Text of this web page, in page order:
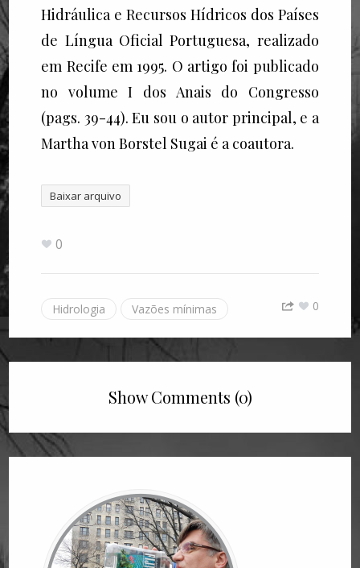
Hidráulica e Recursos Hídricos dos Países
de Língua Oficial Portuguesa, realizado
em Recife em 1995. O artigo foi publicado
no volume I dos Anais do Congresso
(pags. 39-44). Eu sou o autor principal, e a
Martha von Borstel Sugai é a coautora.
Baixar arquivo
0
Hidrologia Vazões mínimas 0
Show Comments (0)